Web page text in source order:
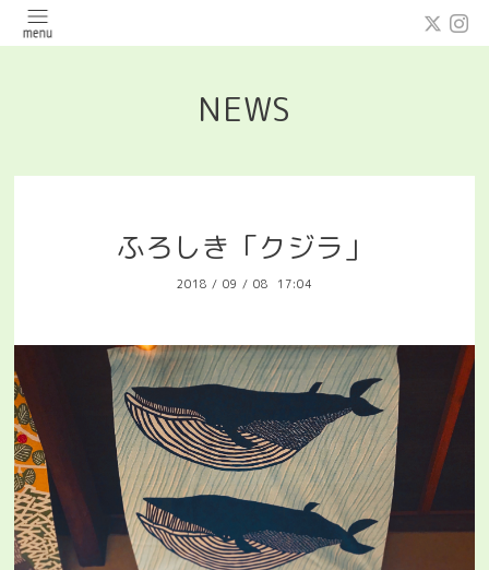
NEWS
ふろしき「クジラ」
2018 / 09 / 08 17:04